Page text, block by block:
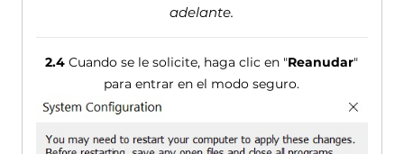
adelante.
2.4 Cuando se le solicite, haga clic en "Reanudar"
para entrar en el modo seguro.